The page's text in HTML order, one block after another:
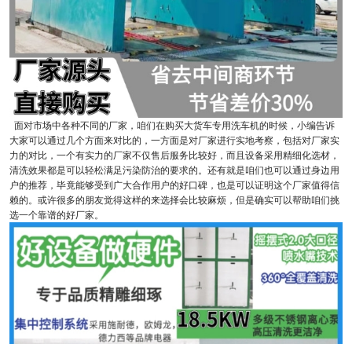
面对市场中各种不同的厂家，咱们在购买大货车专用洗车机的时候，小编告诉
大家可以通过几个方面来对比的，一方面是对厂家进行实地考察，包括对厂家实
力的对比，一个有实力的厂家不仅售后服务比较好，而且设备采用精细化选材，
清洗效果都是可以轻松满足污染防治的要求的。还有就是咱们也可以通过身边用
户的推荐，毕竟能够受到广大合作用户的好口碑，也是可以证明这个厂家值得信
赖的。或许很多的朋友觉得这样的来选择会比较麻烦，但是确实可以帮助咱们挑
选一个靠谱的好厂家。